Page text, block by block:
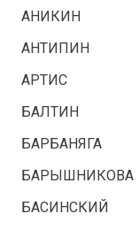
АНИКИН
АНТИПИН
АРТИС
БАЛТИН
БАРБАНЯГА
БАРЫШНИКОВА
БАСИНСКИЙ